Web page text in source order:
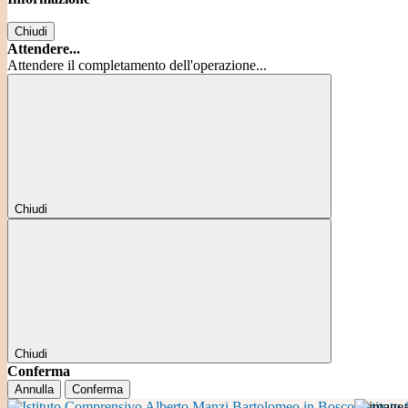
Chiudi
Attendere...
Attendere il completamento dell'operazione...
Chiudi
Chiudi
Conferma
Annulla Conferma